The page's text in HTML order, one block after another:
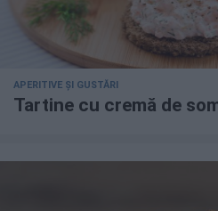
APERITIVE ȘI GUSTĂRI
Tartine cu cremă de